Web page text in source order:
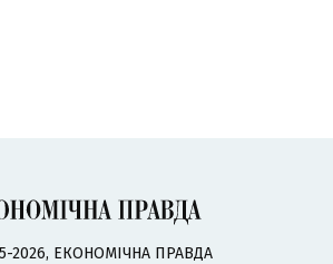
2026, ЕКОНОМІЧНА ПРАВДА